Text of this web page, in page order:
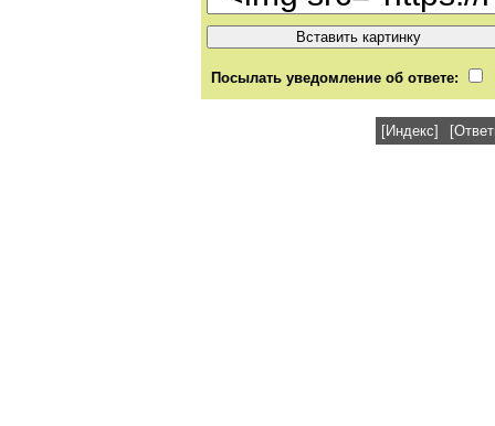
Посылать уведомление об ответе:
[Индекс]